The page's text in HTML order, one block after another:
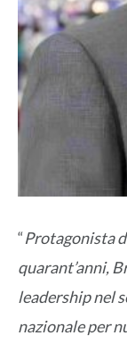
“Protagonista
quarant’anni,
leadership nel
nazionale per